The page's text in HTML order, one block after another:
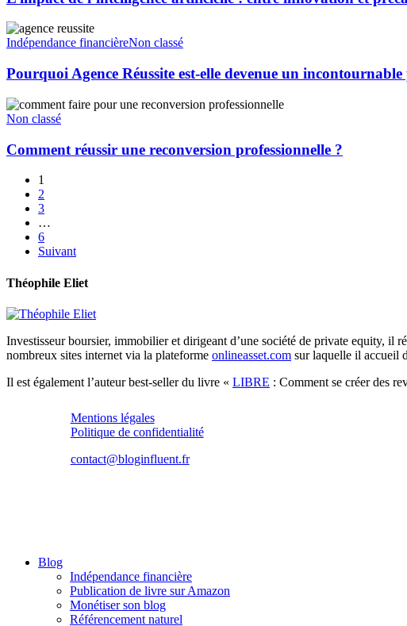
Indépendance financièreNon classé
Pourquoi Agence Réussite est-elle devenue un
Non classé
Comment réussir une reconversion professionnelle ?
1
2
3
…
6
Suivant
Théophile Eliet
Investisseur boursier, immobilier et dirigeant d’une société de private equity, il
nombreux sites internet via la plateforme onlineasset.com sur laquelle il accueil
Il est également l’auteur best-seller du livre « LIBRE : Comment se créer des
Mentions légales
Politique de confidentialité
contact@bloginfluent.fr
Close
Blog
Indépendance financière
Publication de livre sur Amazon
Monétiser son blog
Référencement naturel